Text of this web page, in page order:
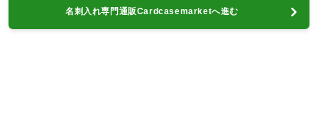
名刺入れ専門通販Cardcasemarketへ進む